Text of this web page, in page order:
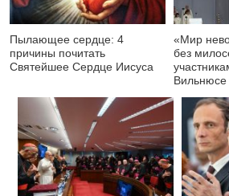
Пылающее сердце: 4
причины почитать
Святейшее Сердце Иисуса
«Мир
без
Вильнюсе